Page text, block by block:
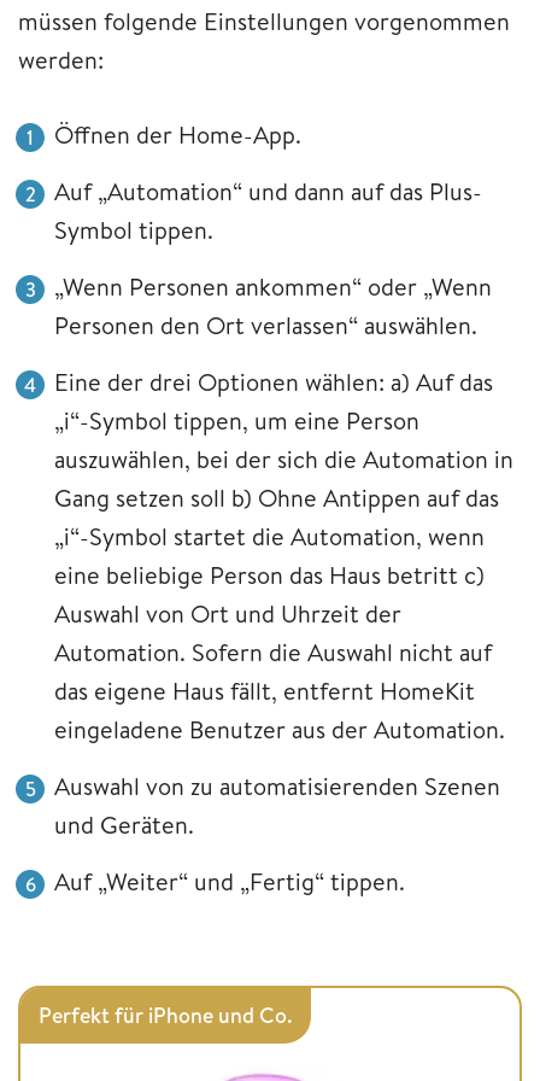
müssen folgende Einstellungen vorgenommen
werden:
Öffnen der Home-App.
Auf „Automation“ und dann auf das Plus-
Symbol tippen.
„Wenn Personen ankommen“ oder „Wenn
Personen den Ort verlassen“ auswählen.
Eine der drei Optionen wählen: a) Auf das
„i“-Symbol tippen, um eine Person
auszuwählen, bei der sich die Automation in
Gang setzen soll b) Ohne Antippen auf das
„i“-Symbol startet die Automation, wenn
eine beliebige Person das Haus betritt c)
Auswahl von Ort und Uhrzeit der
Automation. Sofern die Auswahl nicht auf
das eigene Haus fällt, entfernt HomeKit
eingeladene Benutzer aus der Automation.
Auswahl von zu automatisierenden Szenen
und Geräten.
Auf „Weiter“ und „Fertig“ tippen.
Perfekt für iPhone und Co.